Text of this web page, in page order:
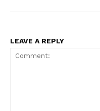
LEAVE A REPLY